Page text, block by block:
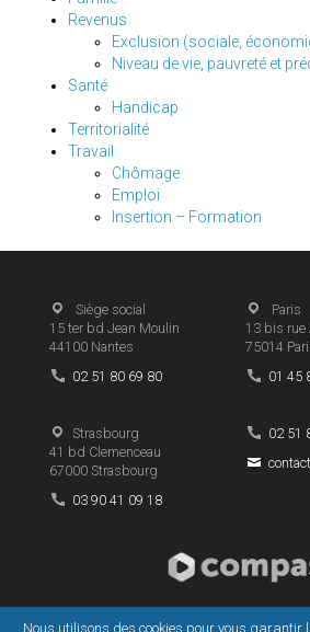
Revenus
Exclusion (sociale,
Niveau de vie, pauvreté et
Santé
Handicap
Territorialité
Travail
Chômage
Emploi
Insertion – Formation
Siège social
15 ter bd Jean Moulin
44100 Nantes
02 51 80 69 80
Paris
13 bis rue
75014
01 45
Strasbourg
41 bd Clemenceau
67000 Strasbourg
03 90 41 09 18
02 51
Nous utilisons des cookies pour vous garantir